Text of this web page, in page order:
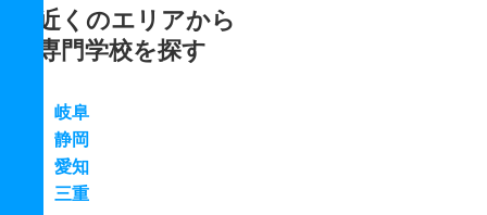
近くのエリアから
専門学校を探す
岐阜
静岡
愛知
三重